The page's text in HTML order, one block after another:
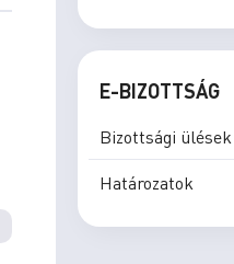
E-BIZOTTSÁG
Bizottsági ülések
Határozatok